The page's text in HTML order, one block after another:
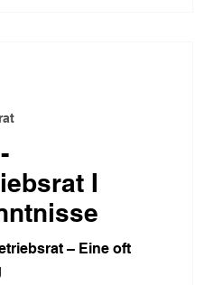
I
– Eine oft